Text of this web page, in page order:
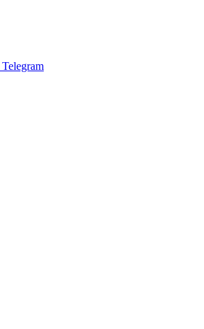
Telegram